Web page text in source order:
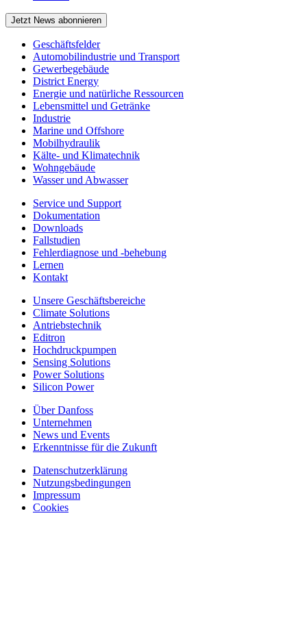
Jetzt News abonnieren
Geschäftsfelder
Automobilindustrie und Transport
Gewerbegebäude
District Energy
Energie und natürliche Ressourcen
Lebensmittel und Getränke
Industrie
Marine und Offshore
Mobilhydraulik
Kälte- und Klimatechnik
Wohngebäude
Wasser und Abwasser
Service und Support
Dokumentation
Downloads
Fallstudien
Fehlerdiagnose und -behebung
Lernen
Kontakt
Unsere Geschäftsbereiche
Climate Solutions
Antriebstechnik
Editron
Hochdruckpumpen
Sensing Solutions
Power Solutions
Silicon Power
Über Danfoss
Unternehmen
News und Events
Erkenntnisse für die Zukunft
Datenschutzerklärung
Nutzungsbedingungen
Impressum
Cookies